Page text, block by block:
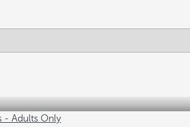
- Adults Only